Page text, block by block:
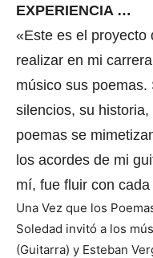
EXPERIENCIA …
«Este es el proyecto
realizar en mi
músico sus
silencios, su
poemas se
los acordes de mi
mí, fue fluir con
Una Vez que los
Soledad invitó a los
(Guitarra) y Esteban